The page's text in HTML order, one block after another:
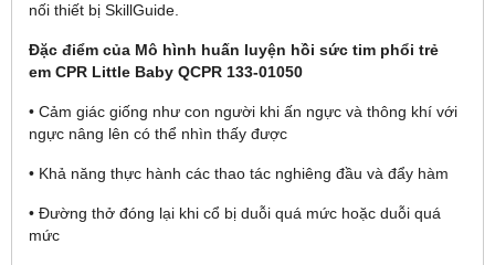
nối thiết bị SkillGuide.
Đặc điểm của Mô hình huấn luyện hồi sức tim phổi trẻ
em CPR Little Baby QCPR 133-01050
• Cảm giác giống như con người khi ấn ngực và thông khí với
ngực nâng lên có thể nhìn thấy được
• Khả năng thực hành các thao tác nghiêng đầu và đẩy hàm
• Đường thở đóng lại khi cổ bị duỗi quá mức hoặc duỗi quá
mức